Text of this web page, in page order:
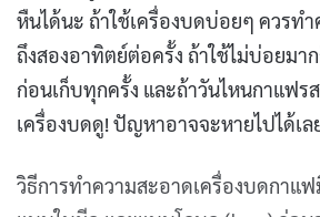
หืนได้นะ ถ้าใช้เครื่องบดบ่อยๆ ควรท
ถึงสองอาทิตย์ต่อครั้ง ถ้าใช้ไม่บ่อยมา
ก่อนเก็บทุกครั้ง และถ้าวันไหนกาแฟร
เครื่องบดดู! ปัญหาอาจจะหายไปได้เล
วิธีการทำความสะอาดเครื่องบดกาแ